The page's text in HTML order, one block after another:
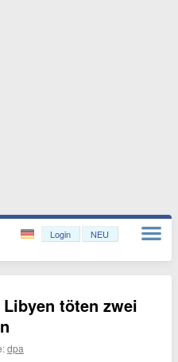
Login NEU
töten zwei
dpa